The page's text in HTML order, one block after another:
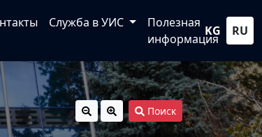
Служба в УИС
Полезная
информация
KG RU
Поиск